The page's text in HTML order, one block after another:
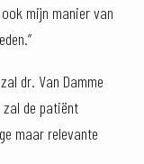
mijn manier van
dr. Van Damme
zal de patiënt
maar relevante